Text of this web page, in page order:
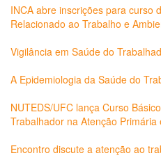
INCA abre inscrições para curso
Relacionado ao Trabalho e
Vigilância em Saúde do
A Epidemiologia da Saúde do
NUTEDS/UFC lança Curso
Trabalhador na Atenção Primária
Encontro discute a atenção ao